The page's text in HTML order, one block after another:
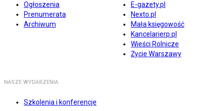
Ogłoszenia
Prenumerata
Archiwum
E-gazety.pl
Nexto.pl
Mała księgowość
Kancelarierp.pl
Wieści Rolnicze
Życie Warszawy
NASZE WYDARZENIA
Szkolenia i konferencje